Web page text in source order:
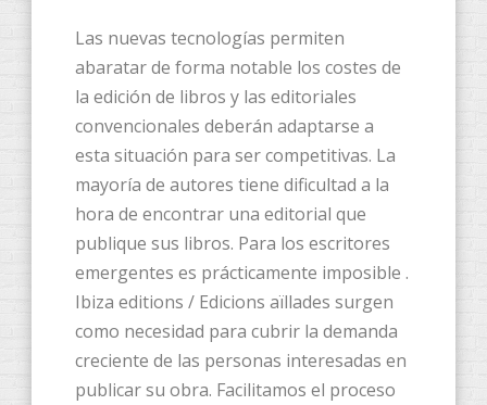
Las nuevas tecnologías permiten
abaratar de forma notable los costes de
la edición de libros y las editoriales
convencionales deberán adaptarse a
esta situación para ser competitivas. La
mayoría de autores tiene dificultad a la
hora de encontrar una editorial que
publique sus libros. Para los escritores
emergentes es prácticamente imposible .
Ibiza editions / Edicions aïllades surgen
como necesidad para cubrir la demanda
creciente de las personas interesadas en
publicar su obra. Facilitamos el proceso